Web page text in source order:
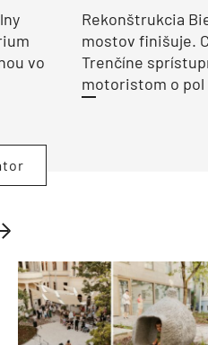
vo
Rekonštrukcia
mostov finišuje.
Trenčíne
motoristom o pol